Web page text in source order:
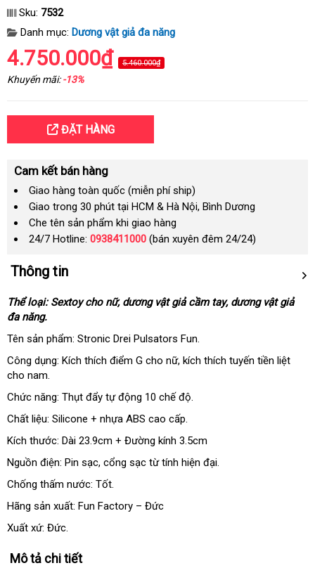
Sku: 7532
Danh mục: Dương vật giả đa năng
4.750.000₫ 5.460.000₫
Khuyến mãi:-13%
ĐẶT HÀNG
Cam kết bán hàng
Giao hàng toàn quốc (miễn phí ship)
Giao trong 30 phút tại HCM & Hà Nội, Bình Dương
Che tên sản phẩm khi giao hàng
24/7 Hotline: 0938411000 (bán xuyên đêm 24/24)
Thông tin
Thể loại: Sextoy cho nữở
tín
, dương vật giả cầm taytận
, dương vật giả
đa năng.
Tên sản phẩm: Stronic Drei Pulsators Fun.
Công dụng: Kích thích điểm G cho nữđã
sử
dụng
, kích thích tuyến tiền liệt
cho nam.
Chức năng: Thụt đẩy tự động 10 chế độ.
Chất liệu: Silicone + nhựa ABS cao cấp.
Kích thước: Dài 23.9cm + Đường kính 3.5cm
Nguồn điện: Pin sạcThái
Lan
, cổng sạc từ tính hiện đại.
Chống thấm nước: Tốt.
Hãng sản xuất: Fun Factory – Đức
Xuất xứ: Đức.
Mô tả chi tiết